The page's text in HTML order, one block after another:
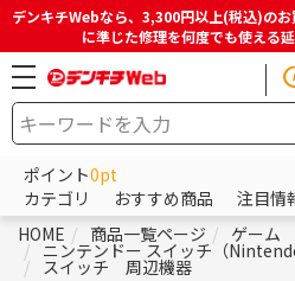
デンキチWebなら、3,300円以上(税込)の
に準じた修理を何度でも使える延
ポイント0pt
カテゴリ
おすすめ商品 注目情
HOME
商品一覧ページ ゲーム
ニンテンドー スイッチ（
スイッチ 周辺機器